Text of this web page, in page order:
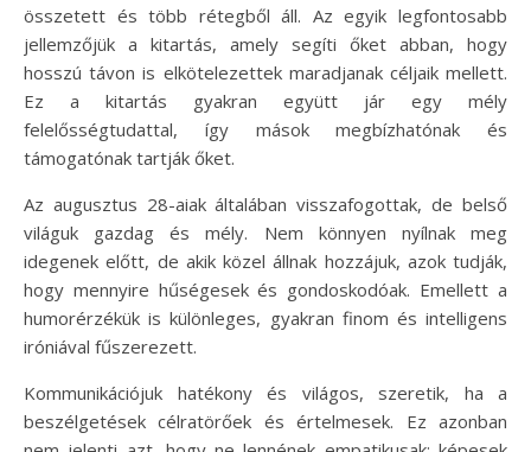
összetett és több rétegből áll. Az egyik legfontosabb
jellemzőjük a kitartás, amely segíti őket abban, hogy
hosszú távon is elkötelezettek maradjanak céljaik mellett.
Ez a kitartás gyakran együtt jár egy mély
felelősségtudattal, így mások megbízhatónak és
támogatónak tartják őket.
Az augusztus 28-aiak általában visszafogottak, de belső
világuk gazdag és mély. Nem könnyen nyílnak meg
idegenek előtt, de akik közel állnak hozzájuk, azok tudják,
hogy mennyire hűségesek és gondoskodóak. Emellett a
humorérzékük is különleges, gyakran finom és intelligens
iróniával fűszerezett.
Kommunikációjuk hatékony és világos, szeretik, ha a
beszélgetések célratörőek és értelmesek. Ez azonban